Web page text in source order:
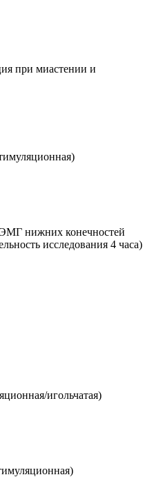
при миастении и
нижних конечностей
исследования 4 часа)
игольчатая)